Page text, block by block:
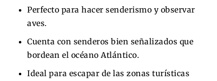
Perfecto para hacer senderismo y observar
aves.
Cuenta con senderos bien señalizados que
bordean el océano Atlántico.
Ideal para escapar de las zonas turísticas